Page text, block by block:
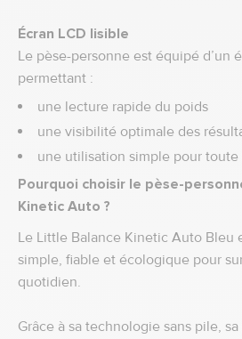
Écran LCD lisible
Le pèse-personne est équipé d’un
permettant :
une lecture rapide du poids
une visibilité optimale des
une utilisation simple pour toute
Pourquoi choisir le pèse-
Kinetic Auto ?
Le Little Balance Kinetic Auto Bleu
simple, fiable et écologique pour
quotidien.
Grâce à sa technologie sans pile,